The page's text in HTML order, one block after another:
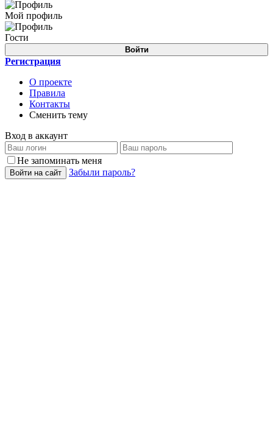
Мой профиль
Гости
Войти
Регистрация
О проекте
Правила
Контакты
Сменить тему
Вход в аккаунт
Не запоминать меня
Войти на сайт Забыли пароль?